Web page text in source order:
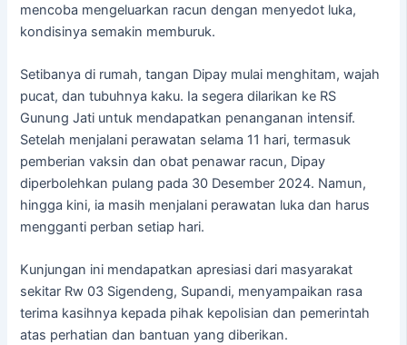
mencoba mengeluarkan racun dengan menyedot luka,
kondisinya semakin memburuk.
Setibanya di rumah, tangan Dipay mulai menghitam, wajah
pucat, dan tubuhnya kaku. Ia segera dilarikan ke RS
Gunung Jati untuk mendapatkan penanganan intensif.
Setelah menjalani perawatan selama 11 hari, termasuk
pemberian vaksin dan obat penawar racun, Dipay
diperbolehkan pulang pada 30 Desember 2024. Namun,
hingga kini, ia masih menjalani perawatan luka dan harus
mengganti perban setiap hari.
Kunjungan ini mendapatkan apresiasi dari masyarakat
sekitar Rw 03 Sigendeng, Supandi, menyampaikan rasa
terima kasihnya kepada pihak kepolisian dan pemerintah
atas perhatian dan bantuan yang diberikan.